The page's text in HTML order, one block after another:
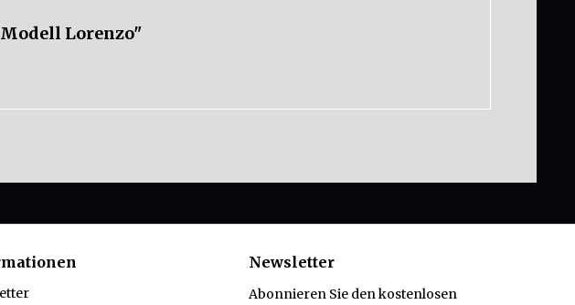
Lorenzo"
Newsletter
Abonnieren Sie den kostenlosen